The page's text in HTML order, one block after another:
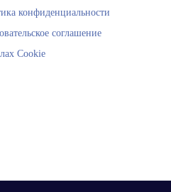
конфиденциальности
соглашение
Cookie